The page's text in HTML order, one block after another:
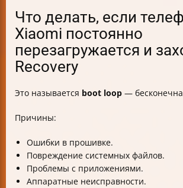
Что делать, если
Xiaomi постоянно
перезагружается и
Recovery
Это называется boot loop —
Причины:
Ошибки в прошивке.
Повреждение системных файлов.
Проблемы с приложениями.
Аппаратные неисправности.